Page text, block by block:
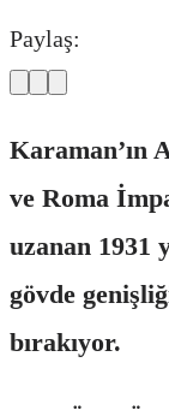
Paylaş:
Karaman’ın
ve Roma
uzanan 1931
gövde
bırakıyor.